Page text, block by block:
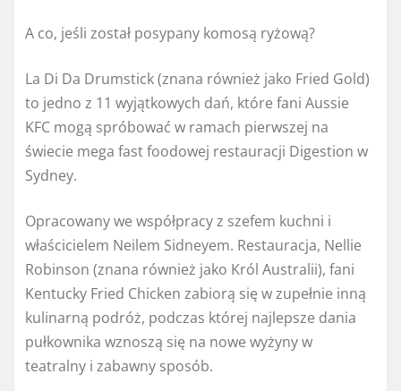
A co, jeśli został posypany komosą ryżową?
La Di Da Drumstick (znana również jako Fried Gold)
to jedno z 11 wyjątkowych dań, które fani Aussie
KFC mogą spróbować w ramach pierwszej na
świecie mega fast foodowej restauracji Digestion w
Sydney.
Opracowany we współpracy z szefem kuchni i
właścicielem Neilem Sidneyem. Restauracja, Nellie
Robinson (znana również jako Król Australii), fani
Kentucky Fried Chicken zabiorą się w zupełnie inną
kulinarną podróż, podczas której najlepsze dania
pułkownika wznoszą się na nowe wyżyny w
teatralny i zabawny sposób.